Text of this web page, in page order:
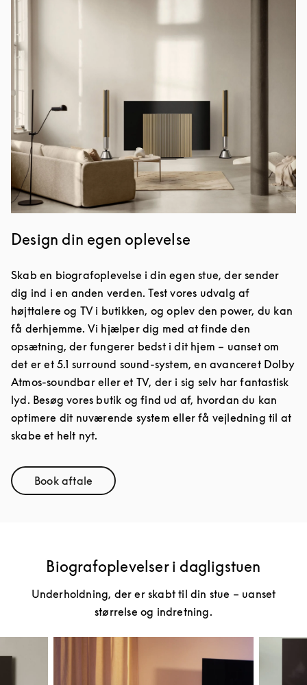
Design din egen oplevelse
Skab en biografoplevelse i din egen stue, der sender
dig ind i en anden verden. Test vores udvalg af
højttalere og TV i butikken, og oplev den power, du kan
få derhjemme. Vi hjælper dig med at finde den
opsætning, der fungerer bedst i dit hjem – uanset om
det er et 5.1 surround sound-system, en avanceret Dolby
Atmos-soundbar eller et TV, der i sig selv har fantastisk
lyd. Besøg vores butik og find ud af, hvordan du kan
optimere dit nuværende system eller få vejledning til at
skabe et helt nyt.
Book aftaleLink Opens in New Tab
Biografoplevelser i dagligstuen
Underholdning, der er skabt til din stue – uanset
størrelse og indretning.